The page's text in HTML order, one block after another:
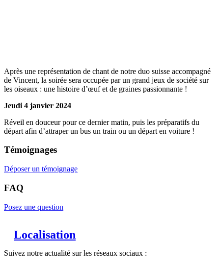
Après une représentation de chant de notre duo suisse accompagné
de Vincent, la soirée sera occupée par un grand jeux de société sur
les oiseaux : une histoire d’œuf et de graines passionnante !
Jeudi 4 janvier 2024
Réveil en douceur pour ce dernier matin, puis les préparatifs du
départ afin d’attraper un bus un train ou un départ en voiture !
Témoignages
Déposer un témoignage
FAQ
Posez une question
Localisation
Suivez notre actualité sur les réseaux sociaux :